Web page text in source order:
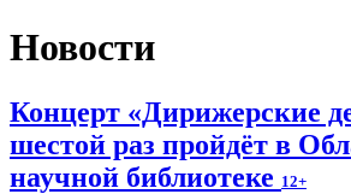
Новости
Концерт «Дирижерские
шестой раз пройдёт в
научной библиотеке 12+